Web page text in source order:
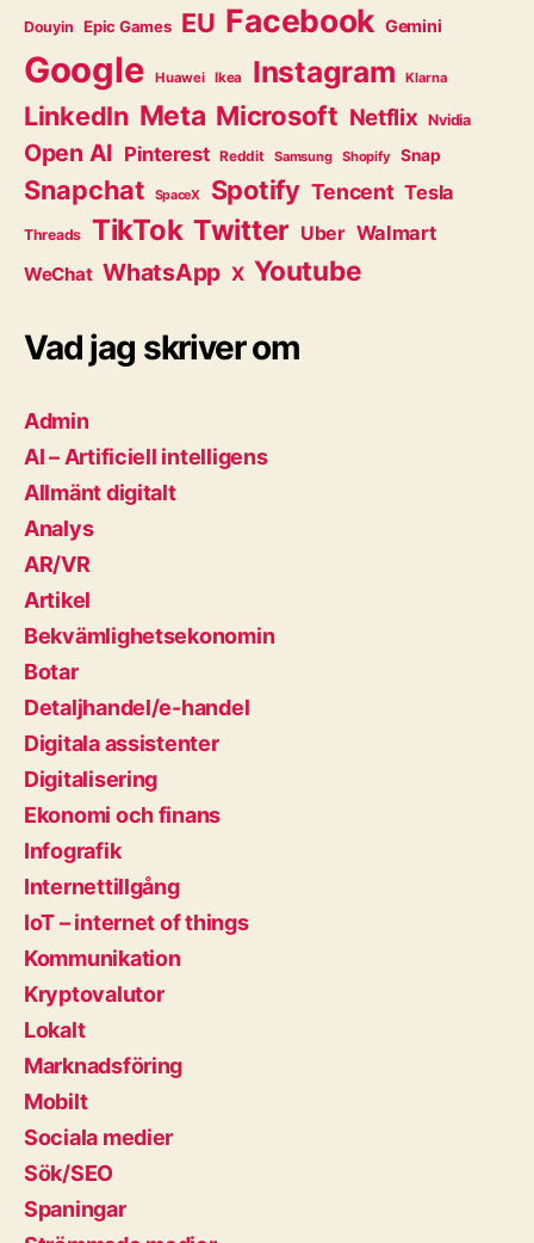
Douyin Epic Games EU Facebook Gemini
Google Huawei Ikea Instagram Klarna
LinkedIn Meta Microsoft Netflix Nvidia
Open AI Pinterest Reddit Samsung Shopify Snap
Snapchat SpaceX Spotify Tencent Tesla
Threads TikTok Twitter Uber Walmart
WeChat WhatsApp X Youtube
Vad jag skriver om
Admin
AI – Artificiell intelligens
Allmänt digitalt
Analys
AR/VR
Artikel
Bekvämlighetsekonomin
Botar
Detaljhandel/e-handel
Digitala assistenter
Digitalisering
Ekonomi och finans
Infografik
Internettillgång
IoT – internet of things
Kommunikation
Kryptovalutor
Lokalt
Marknadsföring
Mobilt
Sociala medier
Sök/SEO
Spaningar